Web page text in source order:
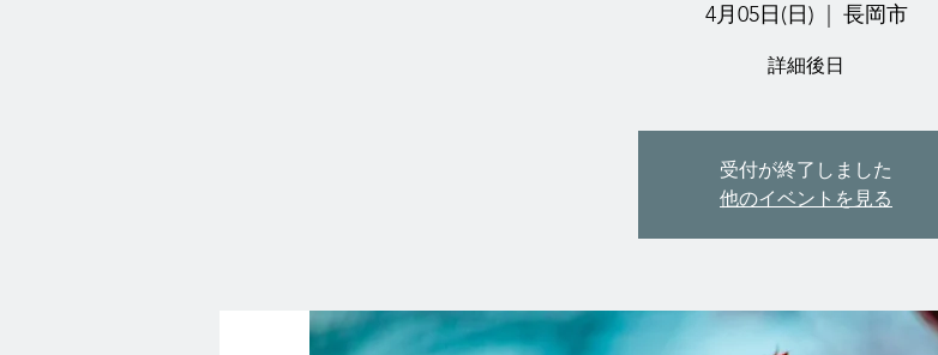
4月05日(日) 長岡市
詳細後日
受付が終了しました
他のイベントを見る